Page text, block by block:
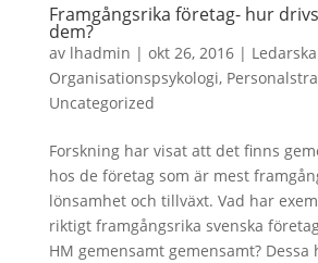
Framgångsrika företag- hur
dem?
av lhadmin | okt 26, 2016|
Organisationspsykologi,
Uncategorized
Forskning har visat att det finns
hos de företag som är mest
lönsamhet och tillväxt. Vad har
riktigt framgångsrika svenska
HM gemensamt gemensamt?